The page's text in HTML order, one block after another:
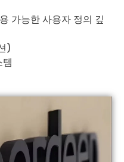
가능한 사용자 정의 깊
)
템